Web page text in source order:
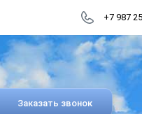
+7 987
Заказать звонок